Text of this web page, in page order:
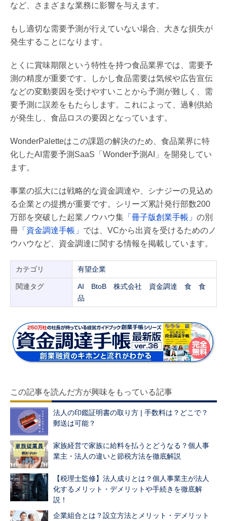
など、さまざまな業務に影響を与えます。
もし適切な需要予測が行えていない場合、大きな損失が
発生することになります。
とくに賞味期限という特性を持つ食品業界では、需要予
測の精度が重要です。しかし食品需要は気候や広告宣伝
などの変動要因を受けやすいことから予測が難しく、需
要予測に誤差をもたらします。これによって、過剰供給
が発生し、食品ロスの要因となっています。
WonderPaletteはこの課題の解決のため、食品業界に特
化したAI需要予測SaaS「Wonder予測AI」を開発してい
ます。
事業の拡大には戦略的な資金調達や、シナジーの見込め
る企業との提携が重要です。シリーズ累計発行部数200
万部を突破した起業ノウハウ集 「冊子版創業手帳」 の別
冊 「資金調達手帳」 では、VCから出資を受けるためのノ
ウハウなど、資金調達に関する情報を掲載しています。
カテゴリ 有望企業
関連タグ AI BtoB 株式会社 資金調達 食
食
品
この記事を読んだ方が興味をもっている記事
法人の印鑑証明書の取り方 | 手数料は？どこで？
郵送は可能？
家族経営で家族に給料を払うとどうなる？個人事
業主・法人の違いと節税方法を徹底解説
【税理士監修】法人成りとは？個人事業主が法人
化するメリット・デメリットや手続きを徹底解
説！
企業組合とは？設立方法とメリット・デメリット